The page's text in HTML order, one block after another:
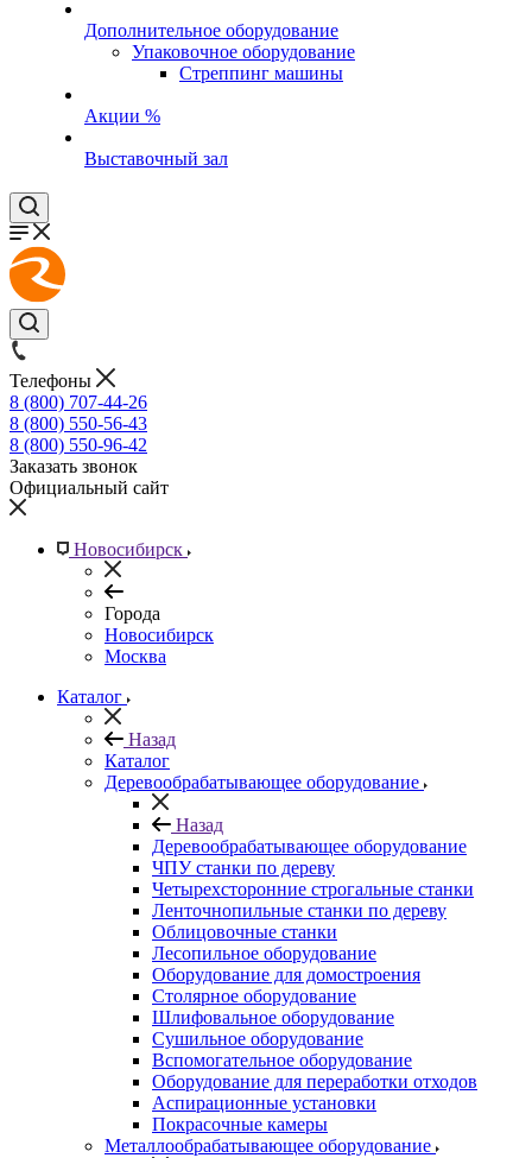
Дополнительное оборудование
Упаковочное оборудование
Стреппинг машины
Акции %
Выставочный зал
Телефоны
8 (800) 707-44-26
8 (800) 550-56-43
8 (800) 550-96-42
Заказать звонок
Официальный сайт
Новосибирск
Города
Новосибирск
Москва
Каталог
Назад
Каталог
Деревообрабатывающее оборудование
Назад
Деревообрабатывающее оборудование
ЧПУ станки по дереву
Четырехсторонние строгальные станки
Ленточнопильные станки по дереву
Облицовочные станки
Лесопильное оборудование
Оборудование для домостроения
Столярное оборудование
Шлифовальное оборудование
Сушильное оборудование
Вспомогательное оборудование
Оборудование для переработки отходов
Аспирационные установки
Покрасочные камеры
Металлообрабатывающее оборудование